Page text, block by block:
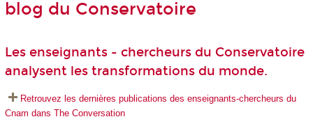
blog du Conservatoire
Les enseignants - chercheurs du Conservatoire
analysent les transformations du monde.
Retrouvez les dernières publications des enseignants-chercheurs du
Cnam dans The Conversation